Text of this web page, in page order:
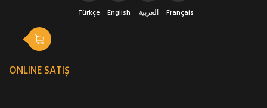
Türkçe English العربية Français
ONLINE SATIŞ